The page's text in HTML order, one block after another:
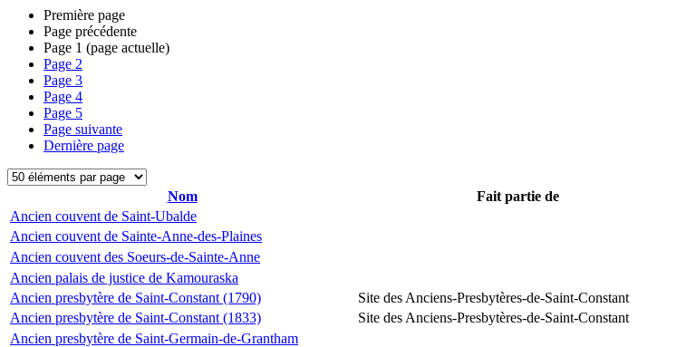
Première page
Page précédente
Page 1 (page actuelle)
Page 2
Page 3
Page 4
Page 5
Page suivante
Dernière page
Nom Fait partie de
Ancien couvent de Saint-Ubalde
Ancien couvent de Sainte-Anne-des-Plaines
Ancien couvent des Soeurs-de-Sainte-Anne
Ancien palais de justice de Kamouraska
Ancien presbytère de Saint-Constant (1790)
Site des Anciens-Presbytères-de-Saint-Constant
Ancien presbytère de Saint-Constant (1833)
Site des Anciens-Presbytères-de-Saint-Constant
Ancien presbytère de Saint-Germain-de-Grantham